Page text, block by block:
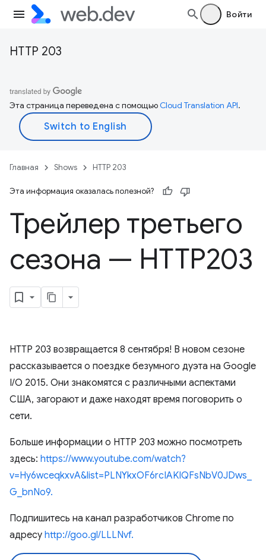
Войти
HTTP 203
Эта страница переведена с помощьюCloud Translation API.
Главная Shows HTTP 203
Эта информация оказалась полезной?
Трейлер третьего
сезона — HTTP203
HTTP 203 возвращается 8 сентября! В новом сезоне
рассказывается о поездке безумного дуэта на Google
I/O 2015. Они знакомятся с различными аспектами
США, загорают и даже находят время поговорить о
сети.
Больше информации о HTTP 203 можно посмотреть
здесь: https://www.youtube.com/watch?
v=Hy6wceqkxvA&list=PLNYkxOF6rcIAKIQFsNbV0JDws_
G_bnNo9.
Подпишитесь на канал разработчиков Chrome по
адресу http://goo.gl/LLLNvf.